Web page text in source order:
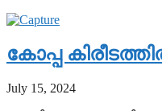
കോപ്പ
July 15, 2024